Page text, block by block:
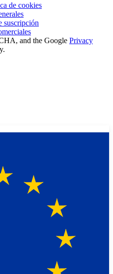
de cookies
suscripción
and the Google Privacy